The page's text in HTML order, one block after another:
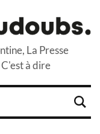
La Presse
à dire